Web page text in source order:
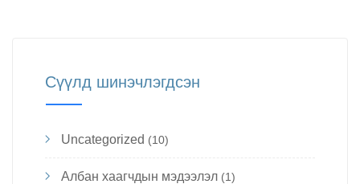
Сүүлд шинэчлэгдсэн
Uncategorized (10)
Албан хаагчдын мэдээлэл (1)